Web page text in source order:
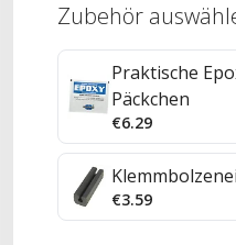
Zubehör
Praktische
Päckchen
€6.29
€3.59